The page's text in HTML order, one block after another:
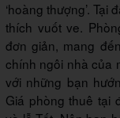
‘hoàng thượng’.
thích vuốt ve.
đơn giản, mang
chính ngôi nhà của
với những bạn
Giá phòng thuê tại